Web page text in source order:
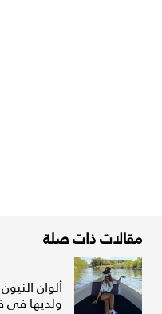
مقالات ذات صلة
ألوان
ولديها في